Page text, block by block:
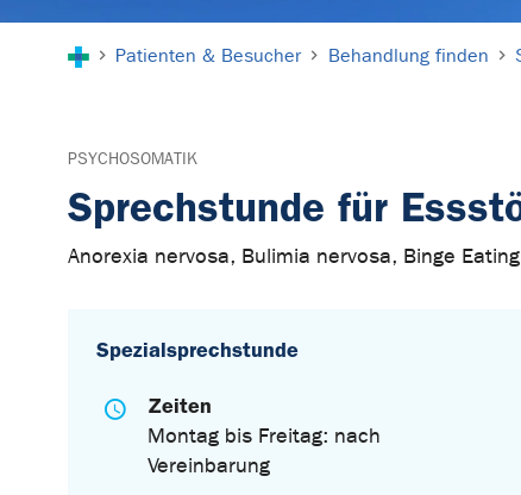
Patienten & Besucher Behandlung finden
PSYCHOSOMATIK
Sprechstunde für
Anorexia nervosa, Bulimia nervosa, Binge
Spezialsprechstunde
Zeiten
Montag bis Freitag: nach
Vereinbarung